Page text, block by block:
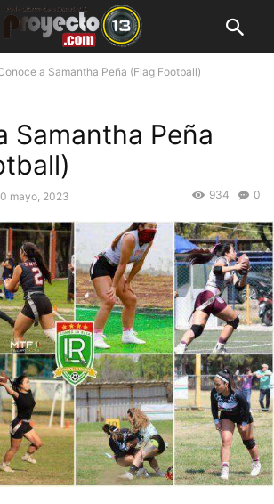
a Samantha Peña (Flag Football)
Samantha Peña
mayo, 2023 0
934